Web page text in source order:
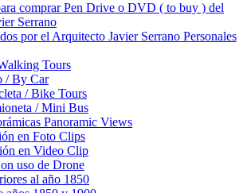
comprar Pen Drive o DVD ( to buy ) del
Serrano
por el Arquitecto Javier Serrano Personales
Tours
/ By Car
/ Bike Tours
/ Mini Bus
Panoramic Views
en Foto Clips
en Video Clip
uso de Drone
al año 1850